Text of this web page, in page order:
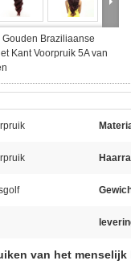
Gouden Braziliaanse
Kant Voorpruik 5A van
van het menselijk